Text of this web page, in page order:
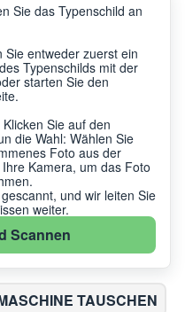
Sie das Typenschild an
Sie entweder zuerst ein
Typenschilds mit der
starten Sie den
Klicken Sie auf den
die Wahl: Wählen Sie
Foto aus der
Kamera, um das Foto
und wir leiten Sie
weiter.
Scannen
TAUSCHEN